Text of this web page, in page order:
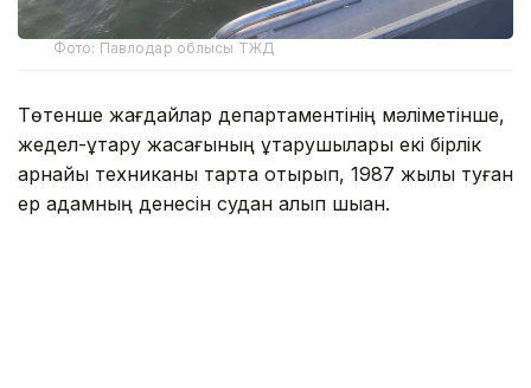
Фото: Павлодар облысы ТЖД
Төтенше жағдайлар департаментінің мәліметінше,
жедел-құтқару жасағының құтқарушылары екі бірлік
арнайы техниканы тарта отырып, 1987 жылы туған
ер адамның денесін судан алып шыққан.